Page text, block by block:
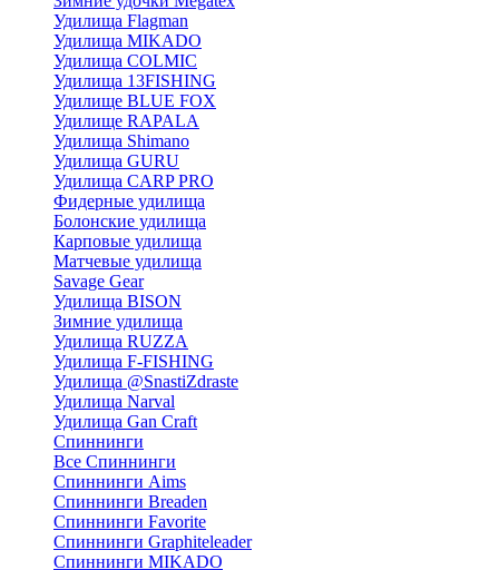
Удилища Flagman
Удилища MIKADO
Удилища COLMIC
Удилища 13FISHING
Удилище BLUE FOX
Удилище RAPALA
Удилища Shimano
Удилища GURU
Удилища CARP PRO
Фидерные удилища
Болонские удилища
Карповые удилища
Матчевые удилища
Savage Gear
Удилища BISON
Зимние удилища
Удилища RUZZA
Удилища F-FISHING
Удилища @SnastiZdraste
Удилища Narval
Удилища Gan Craft
Спиннинги
Все Спиннинги
Спиннинги Aims
Спиннинги Breaden
Спиннинги Favorite
Спиннинги Graphiteleader
Спиннинги MIKADO